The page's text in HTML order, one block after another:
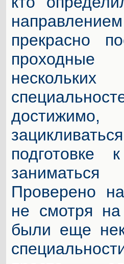
прекрасно
Проверено
не смотря
были еще